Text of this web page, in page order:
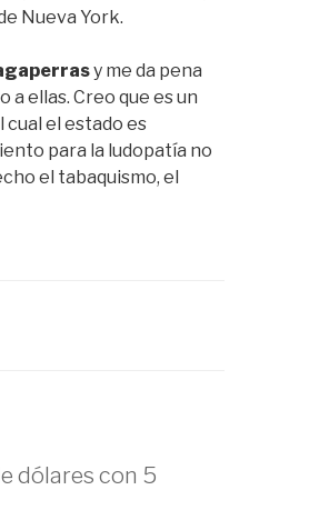
Nueva York.
y me da pena
a ellas. Creo que es un
cual el estado es
para la ludopatía no
el tabaquismo, el
dólares con 5